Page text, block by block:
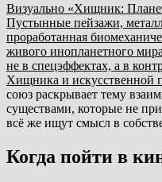
Визуально «Хищник:
Пустынные пейзажи,
проработанная
живого инопланетного
не в спецэффектах, а в
Хищника и искусственной
союз раскрывает тему
существами, которые не
всё же ищут смысл в
Когда пойти в